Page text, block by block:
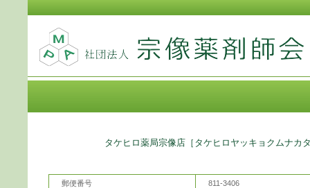
タケヒロ薬局宗像店［タケヒロヤッキョクムナカ
郵便番号 811-3406